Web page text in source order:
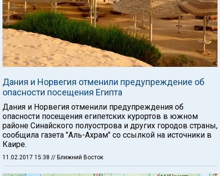
Дания и Норвегия отменили предупреждение об
опасности посещения Египта
Дания и Норвегия отменили предупреждения об
опасности посещения египетских курортов в южном
районе Синайского полуострова и других городов страны,
сообщила газета "Аль-Ахрам" со ссылкой на источники в
Каире.
11.02.2017 15:38 // Ближний Восток